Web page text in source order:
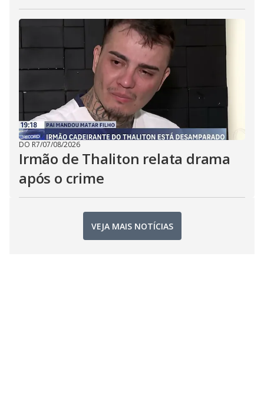
DO R7/07/08/2026
Irmão de Thaliton relata drama
após o crime
VEJA MAIS NOTÍCIAS